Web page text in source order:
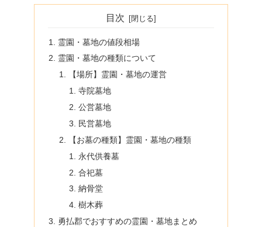
目次
霊園・墓地の値段相場
霊園・墓地の種類について
【場所】霊園・墓地の運営
寺院墓地
公営墓地
民営墓地
【お墓の種類】霊園・墓地の種類
永代供養墓
合祀墓
納骨堂
樹木葬
勇払郡でおすすめの霊園・墓地まとめ